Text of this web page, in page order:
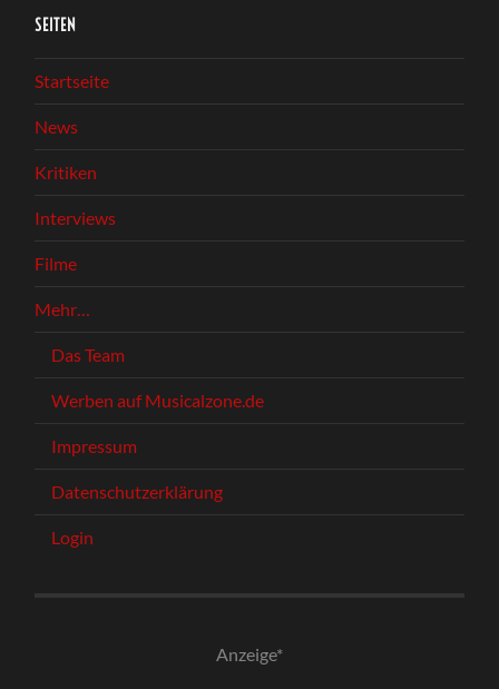
SEITEN
Startseite
News
Kritiken
Interviews
Filme
Mehr…
Das Team
Werben auf Musicalzone.de
Impressum
Datenschutzerklärung
Login
Anzeige*